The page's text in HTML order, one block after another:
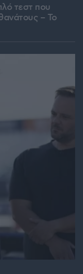
τεστ που
– Το